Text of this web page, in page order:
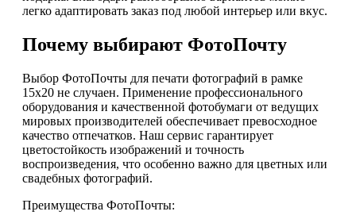
легко адаптировать заказ под любой интерьер или вкус.
Почему выбирают ФотоПочту
Выбор ФотоПочты для печати фотографий в рамке
15х20 не случаен. Применение профессионального
оборудования и качественной фотобумаги от ведущих
мировых производителей обеспечивает превосходное
качество отпечатков. Наш сервис гарантирует
цветостойкость изображений и точность
воспроизведения, что особенно важно для цветных или
свадебных фотографий.
Преимущества ФотоПочты: